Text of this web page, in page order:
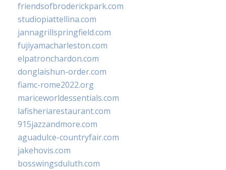
friendsofbroderickpark.com
studiopiattellina.com
jannagrillspringfield.com
fujiyamacharleston.com
elpatronchardon.com
donglaishun-order.com
fiamc-rome2022.org
mariceworldessentials.com
lafisheriarestaurant.com
915jazzandmore.com
aguadulce-countryfair.com
jakehovis.com
bosswingsduluth.com